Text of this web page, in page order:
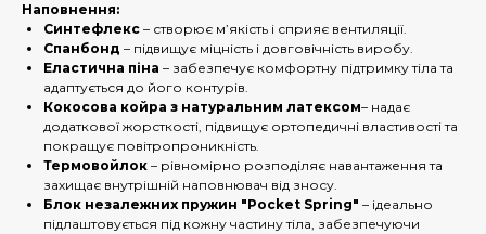
Наповнення:
Синтефлекс – створює м’якість і сприяє вентиляції.
Спанбонд – підвищує міцність і довговічність виробу.
Еластична піна – забезпечує комфортну підтримку тіла та
адаптується до його контурів.
Кокосова койра з натуральним латексом– надає
додаткової жорсткості, підвищує ортопедичні властивості та
покращує повітропроникність.
Термовойлок – рівномірно розподіляє навантаження та
захищає внутрішній наповнювач від зносу.
Блок незалежних пружин "Pocket Spring" – ідеально
підлаштовується під кожну частину тіла, забезпечуючи